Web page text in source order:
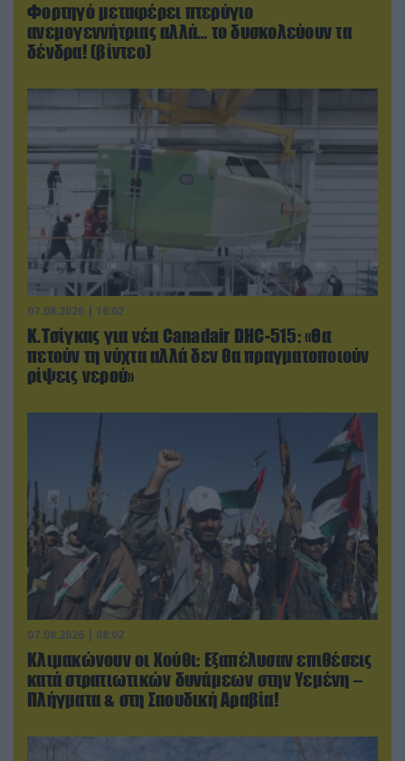
Φορτηγό μεταφέρει πτερύγιο
ανεμογεννήτριας αλλά… το δυσκολεύουν τα
δένδρα! (βίντεο)
07.08.2026 | 16:02
Κ.Τσίγκας για νέα Canadair DHC-515: «Θα
πετούν τη νύχτα αλλά δεν θα πραγματοποιούν
ρίψεις νερού»
07.08.2026 | 08:02
Κλιμακώνουν οι Χούθι: Eξαπέλυσαν επιθέσεις
κατά στρατιωτικών δυνάμεων στην Υεμένη –
Πλήγματα & στη Σαουδική Αραβία!